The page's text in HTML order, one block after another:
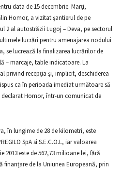
data de 15 decembrie. Marți,
Homor, a vizitat șantierul de pe
2 al autostrăzii Lugoj – Deva, pe sectorul
lucrări pentru amenajarea nodului
se lucrează la finalizarea lucrărilor de
– marcaje, table indicatoare. La
privind recepţia şi, implicit, deschiderea
ca în perioada imediat următoare să
declarat Homor, într-un comunicat de
în lungime de 28 de kilometri, este
SpA si S.E.C.O.L, iar valoarea
este de 562,73 milioane lei, fără
finanțare de la Uniunea Europeană, prin